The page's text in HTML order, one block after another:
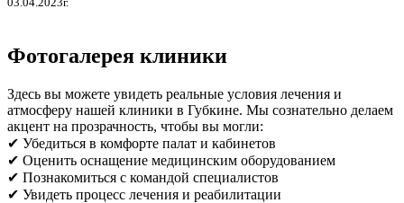
Фотогалерея клиники
Здесь вы можете увидеть реальные условия лечения и
атмосферу нашей клиники в Губкине. Мы сознательно делаем
акцент на прозрачность, чтобы вы могли:
✔ Убедиться в комфорте палат и кабинетов
✔ Оценить оснащение медицинским оборудованием
✔ Познакомиться с командой специалистов
✔ Увидеть процесс лечения и реабилитации